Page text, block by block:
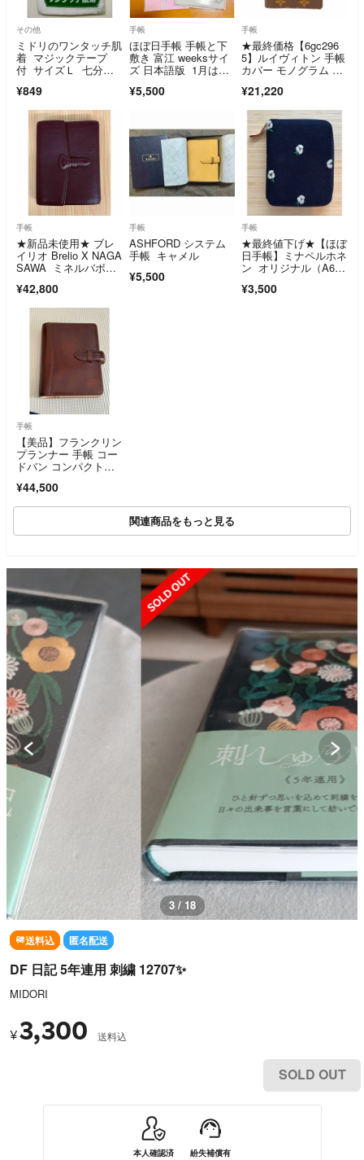
その他
ミドリのワンタッチ肌
着 マジックテープ
付 サイズＬ 七分袖
¥849
手帳
ほぼ日手帳 手帳と下
敷き 富江 weeksサイ
ズ 日本語版 1月はじ
¥5,500
手帳
★最終価格【6gc296
5】ルイヴィトン 手帳
カバー モノグラム ア
5 ブラウン【中古】メ
ンズ レディース ユニ
セックス
¥21,220
手帳
★新品未使用★ ブレ
イリオ Brelio X NAGA
SAWA ミネルバボッ
ニ 6 フラップ 20mm
¥42,800
手帳
ASHFORD システム
手帳 キャメル
¥5,500
手帳
★最終値下げ★【ほぼ
日手帳】ミナペルホネ
ン オリジナル（A6）
¥3,500
手帳
【美品】フランクリン
プランナー 手帳 コー
ドバン コンパクトサ
ン
¥44,500
関連商品をもっと見る
SOLD OUT
3 / 18
送料込 匿名配送
DF 日記 5年連用 刺繍 12707✨️
MIDORI
¥3,300 送料込
SOLD OUT
本人確認済 紛失補償有